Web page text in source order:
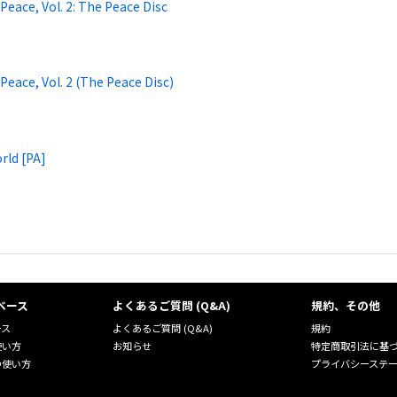
Vol. 2: The Peace Disc
Vol. 2 (The Peace Disc)
[PA]
ース
方
い方
よくあるご質問 (Q&A)
よくあるご質問 (Q&A)
お知らせ
規約、その他
規約
特定商取引法に基
プライバシーステ